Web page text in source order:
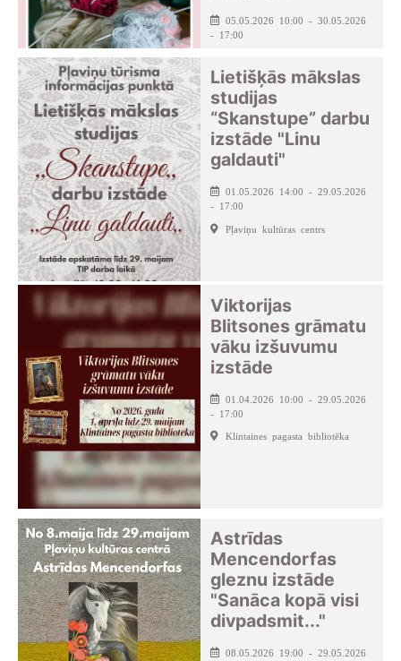
05.05.2026 10:00 - 30.05.2026
- 17:00
Lietišķās mākslas
studijas
“Skanstupe” darbu
izstāde "Linu
galdauti"
01.05.2026 14:00 - 29.05.2026
- 17:00
Pļaviņu kultūras centrs
Viktorijas
Blitsones grāmatu
vāku izšuvumu
izstāde
01.04.2026 10:00 - 29.05.2026
- 17:00
Klintaines pagasta bibliotēka
Astrīdas
Mencendorfas
gleznu izstāde
"Sanāca kopā visi
divpadsmit..."
08.05.2026 19:00 - 29.05.2026